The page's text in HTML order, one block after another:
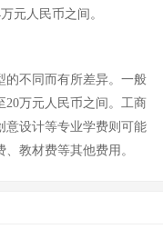
元人民币之间。
的不同而有所差异。一般
20万元人民币之间。工商
意设计等专业学费则可能
教材费等其他费用。